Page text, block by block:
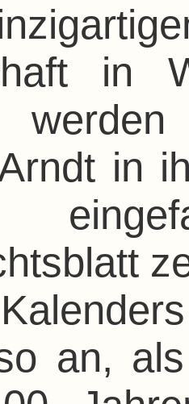
in
in
an,